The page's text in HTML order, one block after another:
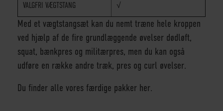
VALGFRI VÆGTSTANG √
Med et vægtstangsæt kan du nemt træne hele kroppen
ved hjælp af de fire grundlæggende øvelser dødløft,
squat, bænkpres og militærpres, men du kan også
udføre en række andre træk, pres og curl øvelser.
Du finder alle vores færdige pakker her.